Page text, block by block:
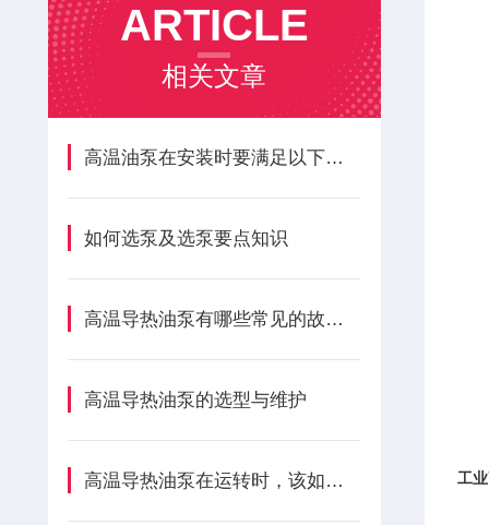
ARTICLE
相关文章
高温油泵在安装时要满足以下要求
如何选泵及选泵要点知识
高温导热油泵有哪些常见的故障现象
高温导热油泵的选型与维护
高温导热油泵在运转时，该如何进行降温？ 工